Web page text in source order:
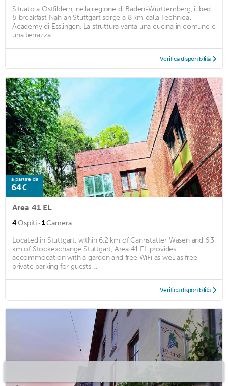
Situato a Ostfildern, nella regione di Baden-Württemberg, il bed
& breakfast Nah an Stuttgart sorge a 8 km dalla Technical
Academy di Esslingen. La struttura vanta una cucina in comune e
una terrazza. ...
Verifica disponibilità
a partire da
64€
Area 41 EL
4Ospiti · 1Camera
Located in Stuttgart, within 6.2 km of Cannstatter Wasen and 6.3
km of Stockexchange Stuttgart, Area 41 EL provides
accommodation with a garden and free WiFi as well as free
private parking for guests ...
Verifica disponibilità